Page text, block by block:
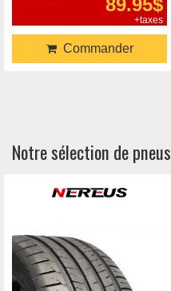
89.95$
+taxes
Commander
Notre sélection de pneus